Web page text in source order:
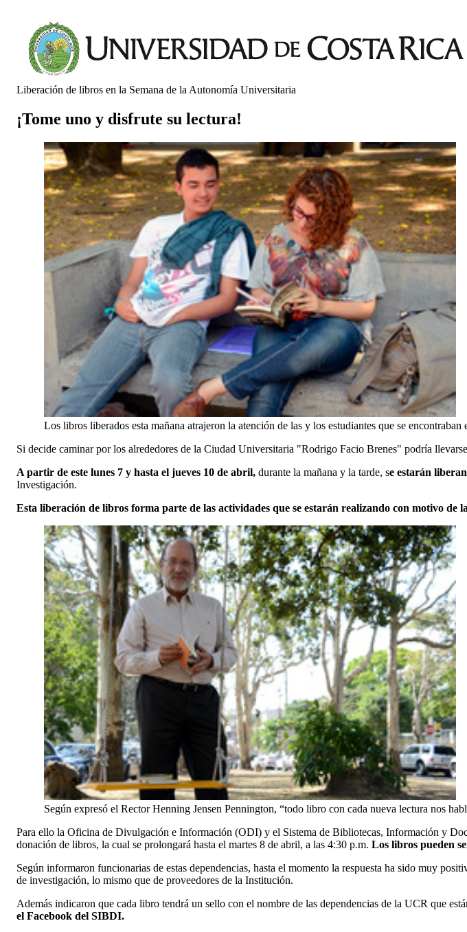
Liberación de libros en la Semana de la Autonomía Universitaria
¡Tome uno y disfrute su lectura!
Los libros liberados esta mañana atrajeron la atención de las y los estudiantes que se
Si decide caminar por los alrededores de la Ciudad Universitaria "Rodrigo Facio Brenes" podría
A partir de este lunes 7 y hasta el jueves 10 de abril, durante la mañana y la tarde, se estarán
Investigación.
Esta liberación de libros forma parte de las actividades que se estarán realizando con motivo de
Según expresó el Rector Henning Jensen Pennington, “todo libro con cada nueva lectura nos
Para ello la Oficina de Divulgación e Información (ODI) y el Sistema de Bibliotecas, Información y
donación de libros, la cual se prolongará hasta el martes 8 de abril, a las 4:30 p.m. Los libros pueden
Según informaron funcionarias de estas dependencias, hasta el momento la respuesta ha sido muy
de investigación, lo mismo que de proveedores de la Institución.
Además indicaron que cada libro tendrá un sello con el nombre de las dependencias de la UCR que
el Facebook del SIBDI.